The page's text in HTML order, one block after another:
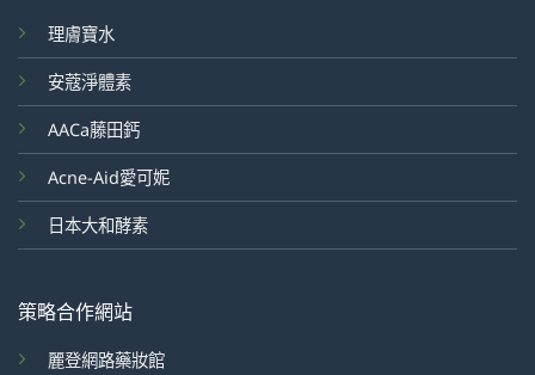
理膚寶水
安蔻淨體素
AACa藤田鈣
Acne-Aid愛可妮
日本大和酵素
策略合作網站
麗登網路藥妝館